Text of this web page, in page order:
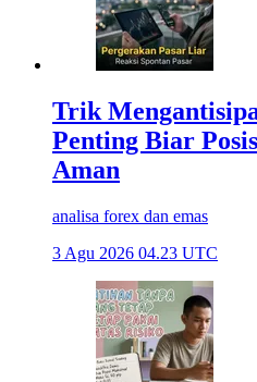
Trik
Penting Biar
Aman
analisa forex dan emas
3 Agu 2026 04.23 UTC